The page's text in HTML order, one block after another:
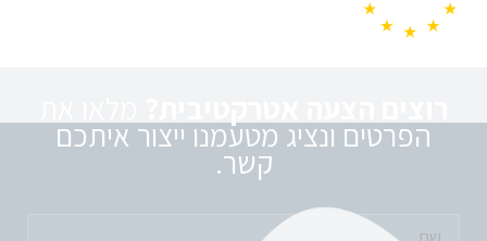
הפרטים ונציג מטעמנו ייצור איתכם
קשר.